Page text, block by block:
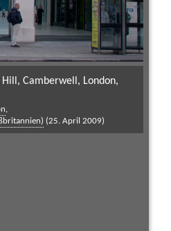
Camberwell, London,
,
(25. April 2009)